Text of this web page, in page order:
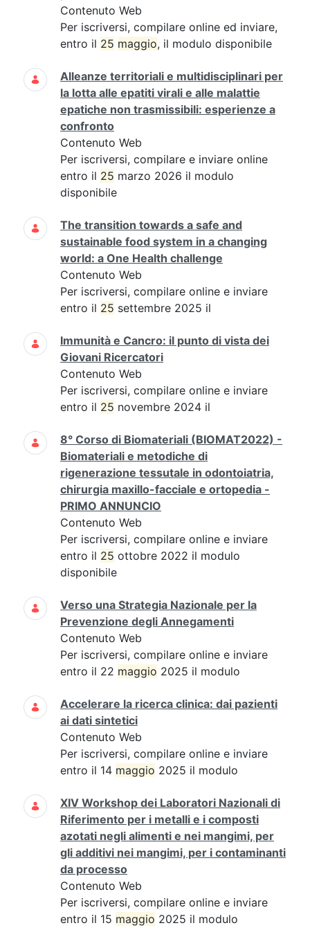
Contenuto Web
Per iscriversi, compilare online ed inviare,
entro il 25 maggio, il modulo disponibile
Alleanze territoriali e multidisciplinari per
la lotta alle epatiti virali e alle malattie
epatiche non trasmissibili: esperienze a
confronto
Contenuto Web
Per iscriversi, compilare e inviare online
entro il 25 marzo 2026 il modulo
disponibile
The transition towards a safe and
sustainable food system in a changing
world: a One Health challenge
Contenuto Web
Per iscriversi, compilare online e inviare
entro il 25 settembre 2025 il
Immunità e Cancro: il punto di vista dei
Giovani Ricercatori
Contenuto Web
Per iscriversi, compilare online e inviare
entro il 25 novembre 2024 il
8° Corso di Biomateriali (BIOMAT2022) -
Biomateriali e metodiche di
rigenerazione tessutale in odontoiatria,
chirurgia maxillo-facciale e ortopedia -
PRIMO ANNUNCIO
Contenuto Web
Per iscriversi, compilare online e inviare
entro il 25 ottobre 2022 il modulo
disponibile
Verso una Strategia Nazionale per la
Prevenzione degli Annegamenti
Contenuto Web
Per iscriversi, compilare online e inviare
entro il 22 maggio 2025 il modulo
Accelerare la ricerca clinica: dai pazienti
ai dati sintetici
Contenuto Web
Per iscriversi, compilare online e inviare
entro il 14 maggio 2025 il modulo
XIV Workshop dei Laboratori Nazionali di
Riferimento per i metalli e i composti
azotati negli alimenti e nei mangimi, per
gli additivi nei mangimi, per i contaminanti
da processo
Contenuto Web
Per iscriversi, compilare online e inviare
entro il 15 maggio 2025 il modulo